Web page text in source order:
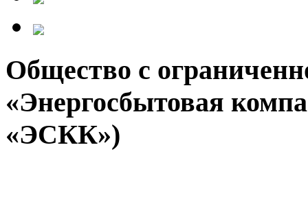
Общество с
«Энергосбытовая
«ЭСКК»)